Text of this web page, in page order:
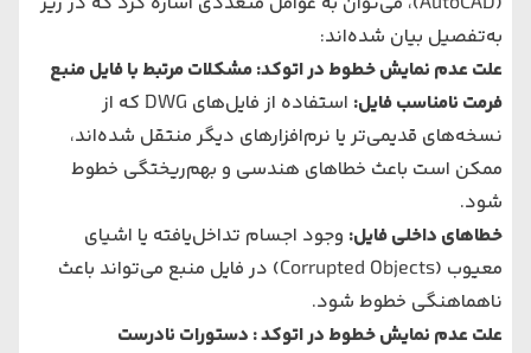
به‌تفصیل بیان شده‌اند:
علت عدم نمایش خطوط در اتوکد: مشکلات مرتبط با فایل منبع
فرمت نامناسب فایل:
استفاده از فایل‌های DWG که از
نسخه‌های قدیمی‌تر یا نرم‌افزارهای دیگر منتقل شده‌اند،
ممکن است باعث خطاهای هندسی و بهم‌ریختگی خطوط
شود.
خطاهای داخلی فایل: وجود اجسام تداخل‌یافته یا اشیای
معیوب (Corrupted Objects) در فایل منبع می‌تواند باعث
ناهماهنگی خطوط شود.
علت عدم نمایش خطوط در اتوکد : دستورات نادرست